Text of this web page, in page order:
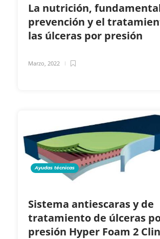
La nutrición,
prevención y el
las úlceras por presión
Marzo, 2022
Ayudas técnicas
Sistema antiescaras y de
tratamiento de úlceras
presión Hyper Foam 2